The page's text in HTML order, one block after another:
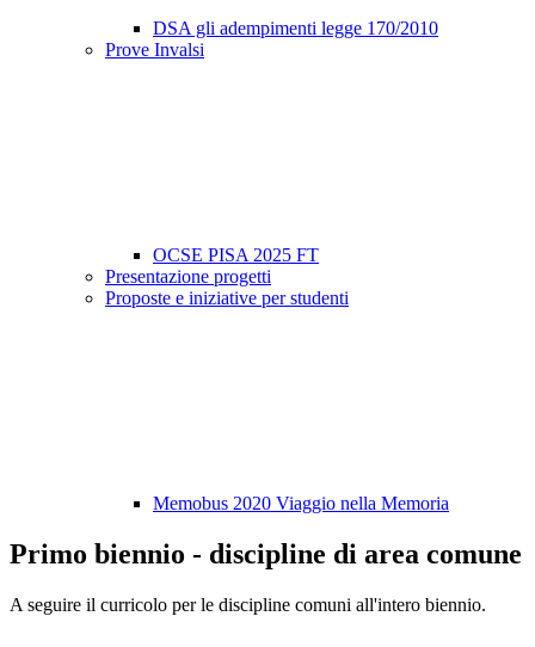
DSA gli adempimenti legge 170/2010
Prove Invalsi
OCSE PISA 2025 FT
Presentazione progetti
Proposte e iniziative per studenti
Memobus 2020 Viaggio nella Memoria
Primo biennio - discipline di area comune
A seguire il curricolo per le discipline comuni all'intero biennio.